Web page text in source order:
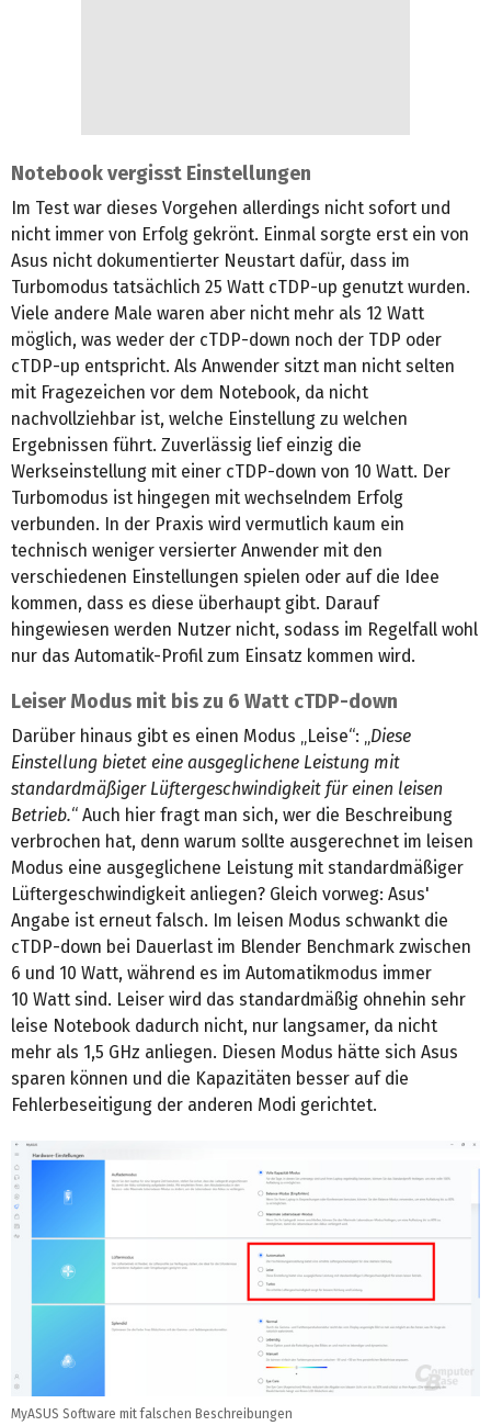
Notebook vergisst Einstellungen
Im Test war dieses Vorgehen allerdings nicht sofort und
nicht immer von Erfolg gekrönt. Einmal sorgte erst ein von
Asus nicht dokumentierter Neustart dafür, dass im
Turbomodus tatsächlich 25 Watt cTDP-up genutzt wurden.
Viele andere Male waren aber nicht mehr als 12 Watt
möglich, was weder der cTDP-down noch der TDP oder
cTDP-up entspricht. Als Anwender sitzt man nicht selten
mit Fragezeichen vor dem Notebook, da nicht
nachvollziehbar ist, welche Einstellung zu welchen
Ergebnissen führt. Zuverlässig lief einzig die
Werkseinstellung mit einer cTDP-down von 10 Watt. Der
Turbomodus ist hingegen mit wechselndem Erfolg
verbunden. In der Praxis wird vermutlich kaum ein
technisch weniger versierter Anwender mit den
verschiedenen Einstellungen spielen oder auf die Idee
kommen, dass es diese überhaupt gibt. Darauf
hingewiesen werden Nutzer nicht, sodass im Regelfall wohl
nur das Automatik-Profil zum Einsatz kommen wird.
Leiser Modus mit bis zu 6 Watt cTDP-down
Darüber hinaus gibt es einen Modus „Leise“: „Diese
Einstellung bietet eine ausgeglichene Leistung mit
standardmäßiger Lüftergeschwindigkeit für einen leisen
Betrieb.“ Auch hier fragt man sich, wer die Beschreibung
verbrochen hat, denn warum sollte ausgerechnet im leisen
Modus eine ausgeglichene Leistung mit standardmäßiger
Lüftergeschwindigkeit anliegen? Gleich vorweg: Asus'
Angabe ist erneut falsch. Im leisen Modus schwankt die
cTDP-down bei Dauerlast im Blender Benchmark zwischen
6 und 10 Watt, während es im Automatikmodus immer
10 Watt sind. Leiser wird das standardmäßig ohnehin sehr
leise Notebook dadurch nicht, nur langsamer, da nicht
mehr als 1,5 GHz anliegen. Diesen Modus hätte sich Asus
sparen können und die Kapazitäten besser auf die
Fehlerbeseitigung der anderen Modi gerichtet.
MyASUS Software mit falschen Beschreibungen